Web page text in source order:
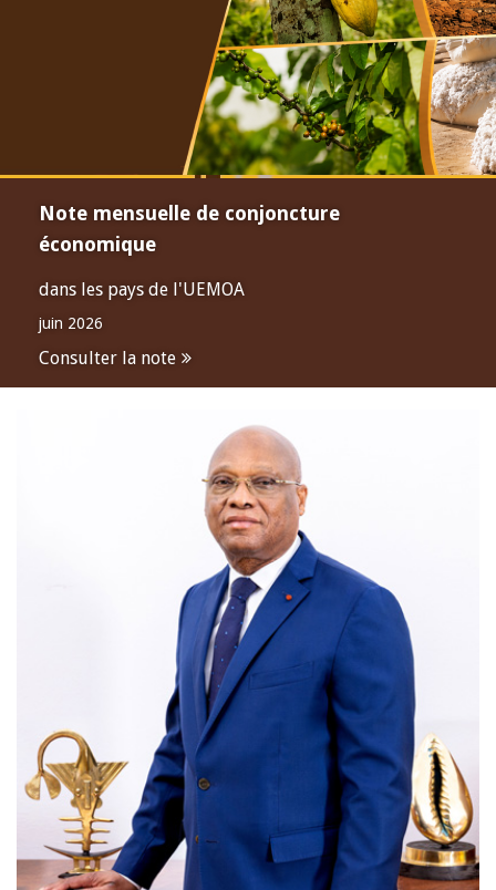
Note mensuelle de conjoncture
économique
dans les pays de l'UEMOA
juin 2026
Consulter la note